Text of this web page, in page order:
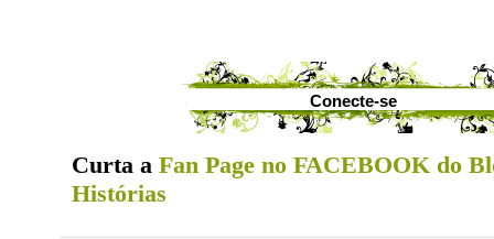
Conecte-se
Curta a Fan Page no FACEBOOK do
Histórias